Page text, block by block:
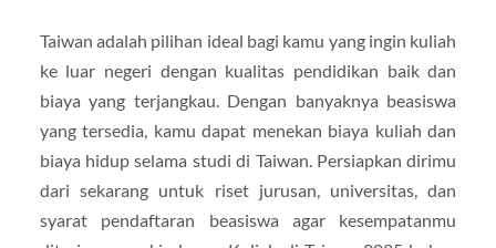
Taiwan adalah pilihan ideal bagi kamu yang ingin kuliah
ke luar negeri dengan kualitas pendidikan baik dan
biaya yang terjangkau. Dengan banyaknya beasiswa
yang tersedia, kamu dapat menekan biaya kuliah dan
biaya hidup selama studi di Taiwan. Persiapkan dirimu
dari sekarang untuk riset jurusan, universitas, dan
syarat pendaftaran beasiswa agar kesempatanmu